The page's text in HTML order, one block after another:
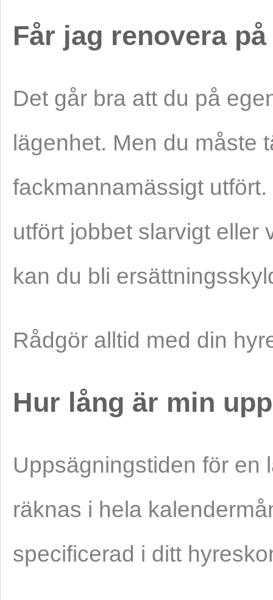
Får jag renovera
Det går bra att du på
lägenhet. Men du måste
fackmannamässigt
utfört jobbet slarvigt eller
kan du bli
Rådgör alltid med din
Hur lång är min
Uppsägningstiden för en
räknas i hela
specificerad i ditt